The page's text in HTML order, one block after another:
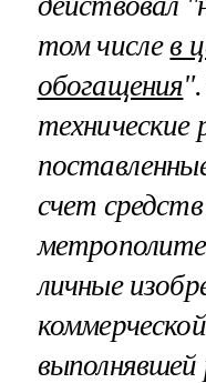
том числев
обогащения
технические
счет
личные